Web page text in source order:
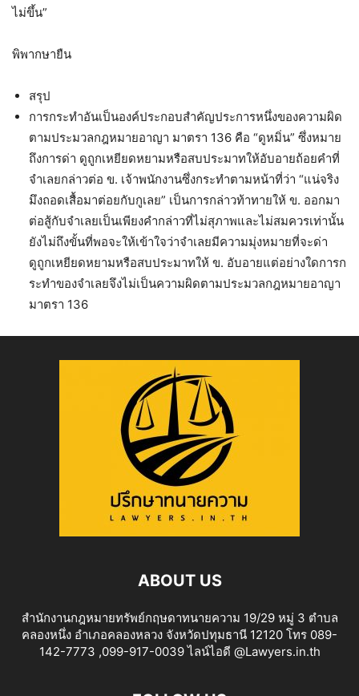
ไม่ขึ้น”
พิพากษายืน
สรุป
การกระทำอันเป็นองค์ประกอบสำคัญประการหนึ่งของความผิด
ตามประมวลกฎหมายอาญา มาตรา 136 คือ “ดูหมิ่น” ซึ่งหมาย
ถึงการด่า ดูถูกเหยียดหยามหรือสบประมาทให้อับอายถ้อยคำที่
จำเลยกล่าวต่อ ข. เจ้าพนักงานซึ่งกระทำตามหน้าที่ว่า “แน่จริง
มึงถอดเสื้อมาต่อยกับกูเลย” เป็นการกล่าวท้าทายให้ ข. ออกมา
ต่อสู้กับจำเลยเป็นเพียงคำกล่าวที่ไม่สุภาพและไม่สมควรเท่านั้น
ยังไม่ถึงขั้นที่พอจะให้เข้าใจว่าจำเลยมีความมุ่งหมายที่จะด่า
ดูถูกเหยียดหยามหรือสบประมาทให้ ข. อับอายแต่อย่างใดการก
ระทำของจำเลยจึงไม่เป็นความผิดตามประมวลกฎหมายอาญา
มาตรา 136
ABOUT US
สำนักงานกฎหมายทรัพย์กฤษดาทนายความ 19/29 หมู่ 3 ตำบล
คลองหนึ่ง อำเภอคลองหลวง จังหวัดปทุมธานี 12120 โทร 089-
142-7773 ,099-917-0039 ไลน์ไอดี @Lawyers.in.th